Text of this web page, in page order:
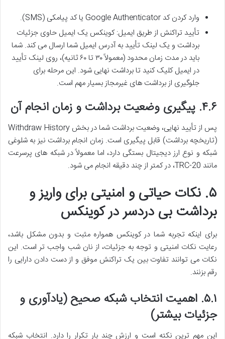
وارد کردن کد Google Authenticator یا کد پیامکی (SMS).
تأیید تراکنش از طریق ایمیل: کوینکس یک ایمیل حاوی جزئیات
برداشت و یک لینک تأیید به آدرس ایمیل شما ارسال می کند. شما
باید در مدت زمان محدود (معمولاً ۳۰ تا ۶۰ ثانیه)، روی لینک تأیید
در ایمیل کلیک کنید تا برداشت نهایی شود. این مرحله برای
جلوگیری از برداشت های غیرمجاز بسیار مهم است.
۴.۶. پیگیری وضعیت برداشت و زمان انجام آن
پس از تأیید نهایی، وضعیت برداشت شما در بخش Withdraw History
(تاریخچه برداشت) قابل پیگیری است. زمان انجام برداشت نیز به شلوغی
شبکه و نوع ارز دیجیتال بستگی دارد، اما معمولاً در شبکه های پرسرعت
مانند TRC-20، در کمتر از چند دقیقه انجام می شود.
۵. نکات حیاتی و امنیتی برای واریز و
برداشت بی دردسر در کوینکس
برای اینکه تجربه شما در کوینکس همواره مثبت و بدون مشکل باشد،
رعایت نکات امنیتی و توجه به جزئیات، از نان شب واجب تر است. این
نکات می توانند تفاوت بین یک تراکنش موفق و از دست دادن دارایی را
رقم بزنند.
۵.۱. اهمیت انتخاب شبکه صحیح (یادآوری و
جزئیات بیشتر)
این مهم ترین نکته است و ارزش چند بار تکرار را دارد. انتخاب شبکه